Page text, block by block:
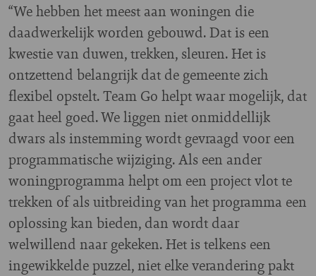
“We hebben het meest aan woningen die
daadwerkelijk worden gebouwd. Dat is een
kwestie van duwen, trekken, sleuren. Het is
ontzettend belangrijk dat de gemeente zich
flexibel opstelt. Team Go helpt waar mogelijk, dat
gaat heel goed. We liggen niet onmiddellijk
dwars als instemming wordt gevraagd voor een
programmatische wijziging. Als een ander
woningprogramma helpt om een project vlot te
trekken of als uitbreiding van het programma een
oplossing kan bieden, dan wordt daar
welwillend naar gekeken. Het is telkens een
ingewikkelde puzzel, niet elke verandering pakt